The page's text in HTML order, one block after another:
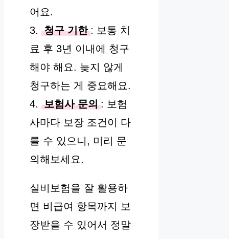
어요.
3. 청구 기한 : 보통 치
료 후 3년 이내에 청구
해야 해요. 늦지 않게
청구하는 게 중요해요.
4. 보험사 문의 : 보험
사마다 보장 조건이 다
를 수 있으니, 미리 문
의해보세요.
실비보험을 잘 활용하
면 비급여 항목까지 보
장받을 수 있어서 정말